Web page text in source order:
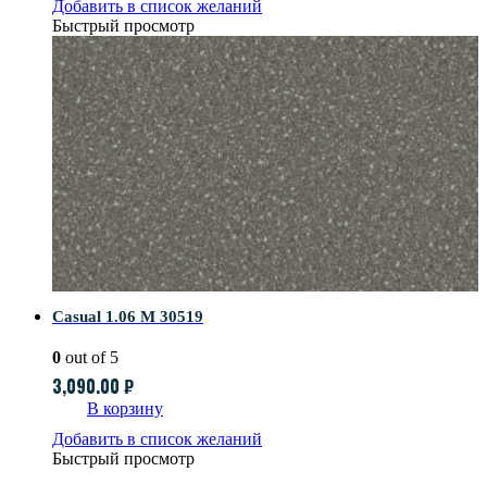
Добавить в список желаний
Быстрый просмотр
Casual 1.06 M 30519
0 out of 5
3,090.00 ₽
В корзину
Добавить в список желаний
Быстрый просмотр